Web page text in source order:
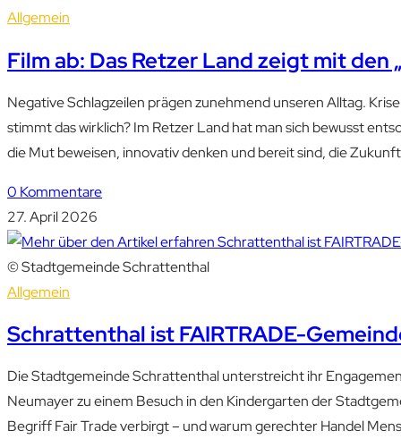
Allgemein
Film ab: Das Retzer Land zeigt mit den
Negative Schlagzeilen prägen zunehmend unseren Alltag.
stimmt das wirklich? Im Retzer Land hat man sich bewusst
die Mut beweisen, innovativ denken und bereit sind, die
0 Kommentare
27. April 2026
© Stadtgemeinde Schrattenthal
Allgemein
Schrattenthal ist FAIRTRADE-
Die Stadtgemeinde Schrattenthal unterstreicht ihr
Neumayer zu einem Besuch in den Kindergarten der
Begriff Fair Trade verbirgt – und warum gerechter Handel